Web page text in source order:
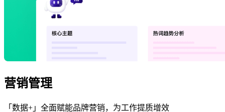
营销管理
「数据+」全面赋能品牌营销，为工作提质增效